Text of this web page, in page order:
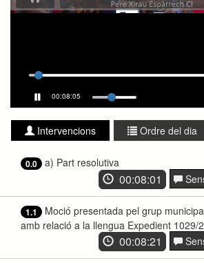
00:08:05
Intervencions Ordre del dia
0.0 a) Part resolutiva
00:08:01
1.1
Moció presentada pel grup
amb relació a la llengua Expedient 1029/
00:08:21